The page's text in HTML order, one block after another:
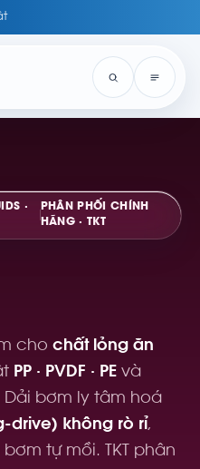
·
PHÂN PHỐI CHÍNH
HÃNG · TKT
cho chất lỏng ăn
PP · PVDF · PE và
Dải bơm ly tâm hoá
drive) không rò rỉ,
tự mồi. TKT phân